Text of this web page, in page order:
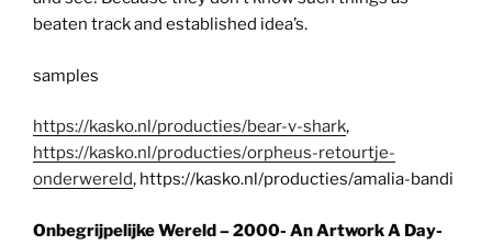
beaten track and established idea’s.
samples
https://kasko.nl/producties/bear-v-shark,
https://kasko.nl/producties/orpheus-retourtje-
onderwereld, https://kasko.nl/producties/amalia-bandi
Onbegrijpelijke Wereld – 2000- An Artwork A Day-